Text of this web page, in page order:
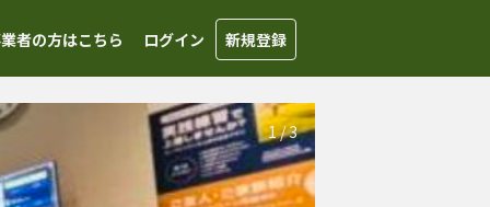
者の方はこちら ログイン 新規登録
1/3